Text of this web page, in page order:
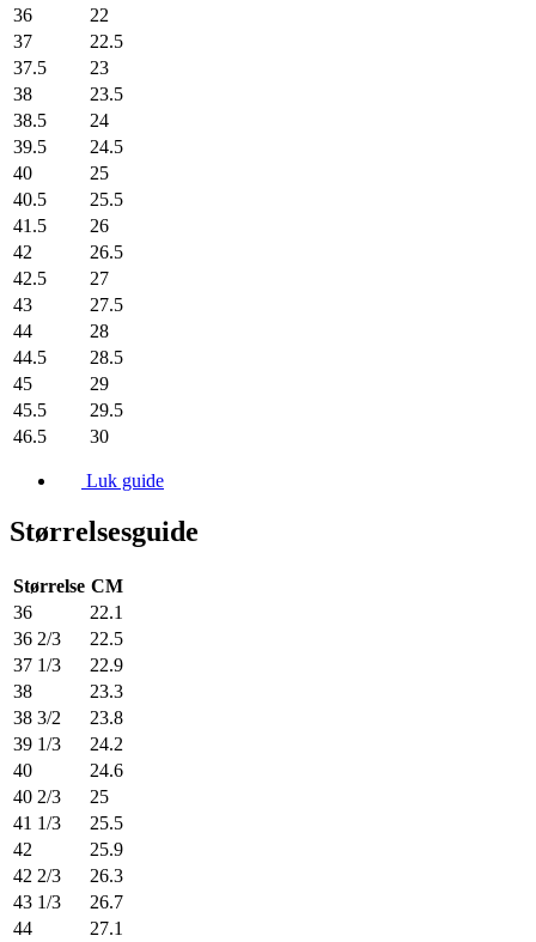
36
22
37
22.5
37.5
23
38
23.5
38.5
24
39.5
24.5
40
25
40.5
25.5
41.5
26
42
26.5
42.5
27
43
27.5
44
28
44.5
28.5
45
29
45.5
29.5
46.5
30
Luk guide
Størrelsesguide
Størrelse CM
36
22.1
36 2/3
22.5
37 1/3
22.9
38
23.3
38 3/2
23.8
39 1/3
24.2
40
24.6
40 2/3
25
41 1/3
25.5
42
25.9
42 2/3
26.3
43 1/3
26.7
44
27.1